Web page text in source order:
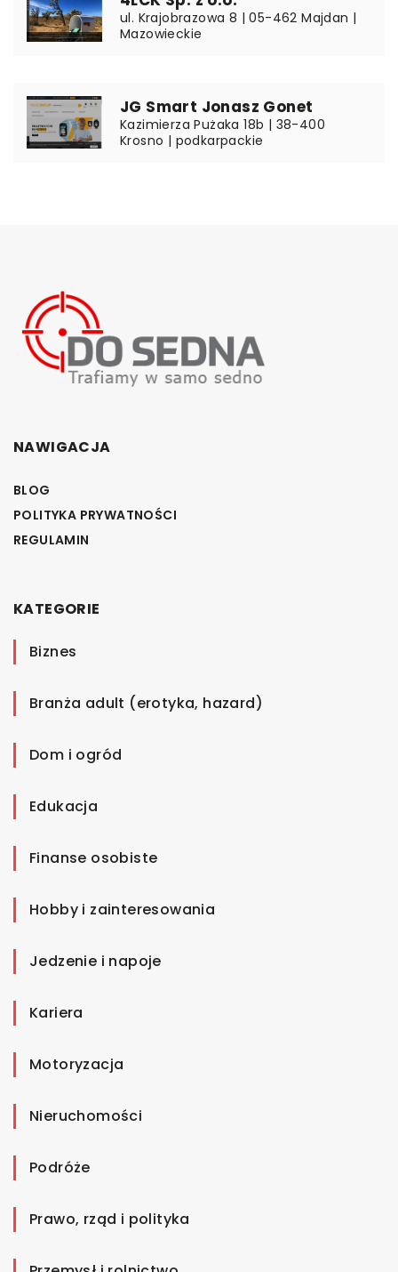
ul. Krajobrazowa 8 | 05-462 Majdan |
Mazowieckie
JG Smart Jonasz Gonet
Kazimierza Pużaka 18b | 38-400
Krosno | podkarpackie
NAWIGACJA
BLOG
POLITYKA PRYWATNOŚCI
REGULAMIN
KATEGORIE
Biznes
Branża adult (erotyka, hazard)
Dom i ogród
Edukacja
Finanse osobiste
Hobby i zainteresowania
Jedzenie i napoje
Kariera
Motoryzacja
Nieruchomości
Podróże
Prawo, rząd i polityka